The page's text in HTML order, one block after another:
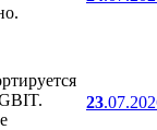
23